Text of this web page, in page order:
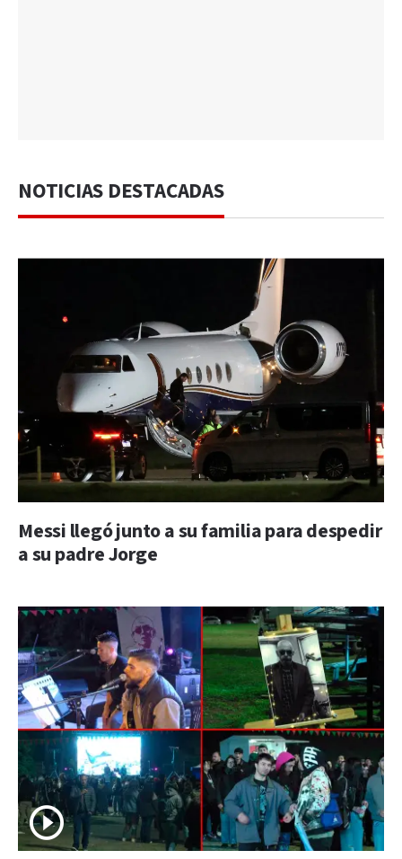
NOTICIAS DESTACADAS
Messi llegó junto a su familia para despedir
a su padre Jorge